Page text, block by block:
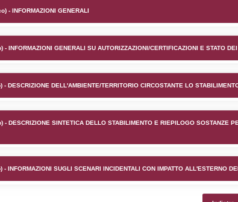
Stabilimento Vefer